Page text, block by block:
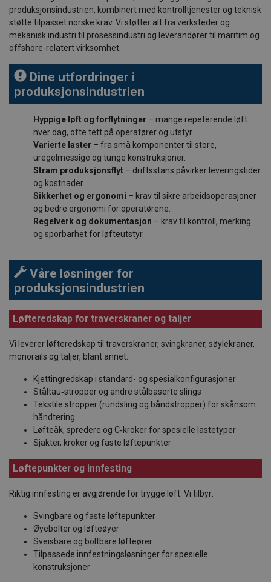
produksjonsindustrien, kombinert med kontrolltjenester og teknisk
støtte tilpasset norske krav. Vi støtter alt fra verksteder og
mekanisk industri til prosessindustri og leverandører til maritim og
offshore-relatert virksomhet.
Dine utfordringer i
produksjonsindustrien
Hyppige løft og forflytninger – mange repeterende løft
hver dag, ofte tett på operatører og utstyr.
Varierte laster – fra små komponenter til store,
uregelmessige og tunge konstruksjoner.
Stram produksjonsflyt – driftsstans påvirker leveringstider
og kostnader.
Sikkerhet og ergonomi – krav til sikre arbeidsoperasjoner
og bedre ergonomi for operatørene.
Regelverk og dokumentasjon – krav til kontroll, merking
og sporbarhet for løfteutstyr.
Våre løsninger for
produksjonsindustrien
Løfteredskap for traverskraner og taljer
Vi leverer løfteredskap til traverskraner, svingkraner, søylekraner,
monorails og taljer, blant annet:
Kjettingredskap i standard- og spesialkonfigurasjoner
Ståltau‑stropper og andre stålbaserte slings
Tekstile stropper (rundsling og båndstropper) for skånsom
håndtering
Løfteåk, spredere og C‑kroker for spesielle lastetyper
Sjakter, kroker og faste løftepunkter
Løftepunkter og innfesting
Riktig innfesting er avgjørende for trygge løft. Vi tilbyr:
Svingbare og faste løftepunkter
Øyebolter og løfteøyer
Sveisbare og boltbare løfteører
Tilpassede innfestningsløsninger for spesielle
konstruksjoner